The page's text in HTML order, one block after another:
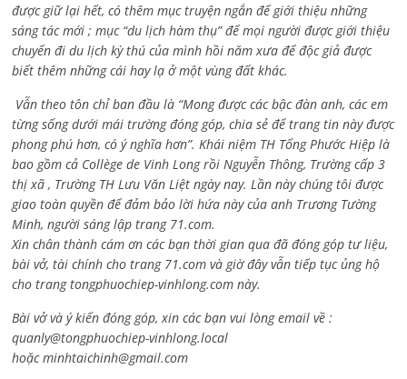
được giữ lại hết, có thêm mục truyện ngắn để giới thiệu những
sáng tác mới ; mục “du lịch hàm thụ” để mọi người được giới thiệu
chuyến đi du lịch kỳ thú của mình hồi năm xưa để độc giả được
biết thêm những cái hay lạ ở một vùng đất khác.
Vẫn theo tôn chỉ ban đầu là “Mong được các bậc đàn anh, các em
từng sống dưới mái trường đóng góp, chia sẻ để trang tin này được
phong phú hơn, có ý nghĩa hơn”. Khái niệm TH Tống Phước Hiệp là
bao gồm cả Collège de Vinh Long rồi Nguyễn Thông, Trường cấp 3
thị xã , Trường TH Lưu Văn Liệt ngày nay. Lần này chúng tôi được
giao toàn quyền để đảm bảo lời hứa này của anh Trương Tường
Minh, người sáng lập trang 71.com.
Xin chân thành cám ơn các bạn thời gian qua đã đóng góp tư liệu,
bài vở, tài chính cho trang 71.com và giờ đây vẫn tiếp tục ủng hộ
cho trang tongphuochiep-vinhlong.com này.
Bài vở và ý kiến đóng góp, xin các bạn vui lòng email về :
quanly@tongphuochiep-vinhlong.local
hoặcminhtaichinh@gmail.com